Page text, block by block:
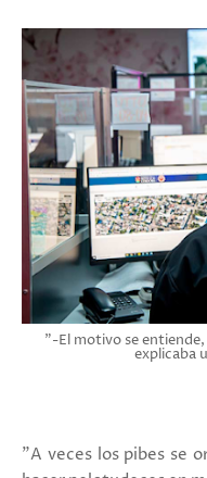
"-El motivo se
explicaba
"A veces los pibes se